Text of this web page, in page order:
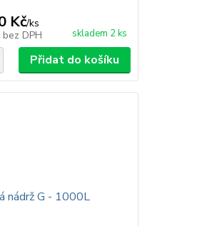
Kč/ks
bez DPH skladem 2 ks
Přidat do košíku